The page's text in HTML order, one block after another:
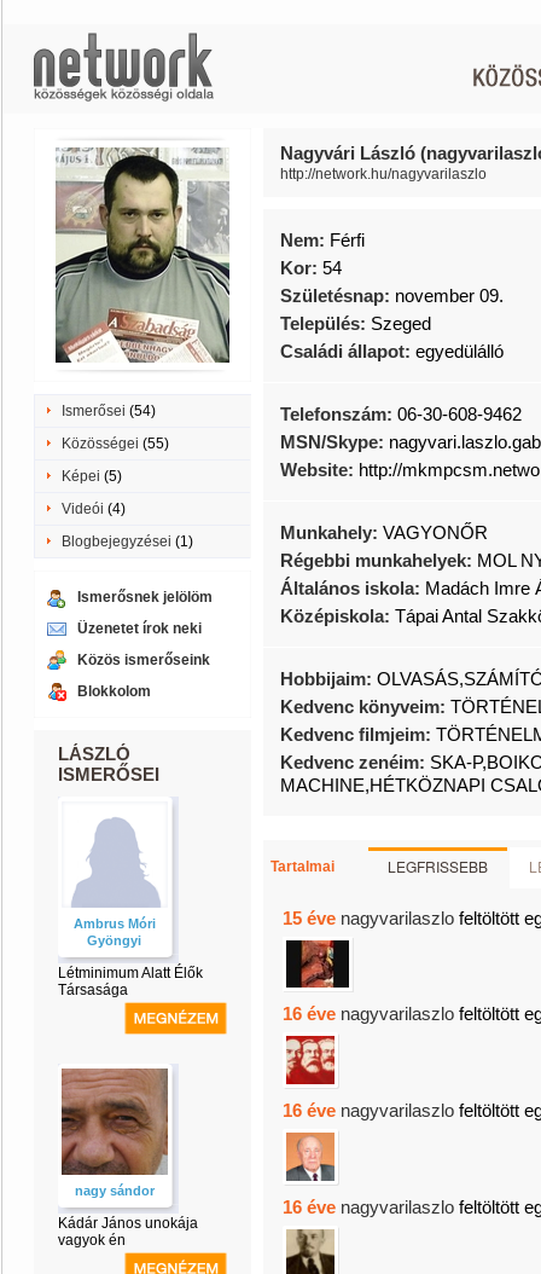
Ismerősei (54)
Közösségei (55)
Képei (5)
Videói (4)
Blogbejegyzései (1)
Ismerősnek jelölöm
Üzenetet írok neki
Közös ismerőseink
Blokkolom
LÁSZLÓ
ISMERŐSEI
Ambrus Móri
Gyöngyi
Létminimum Alatt Élők
Társasága
nagy sándor
Kádár János unokája
vagyok én
Nagyvári László
http://network.hu/nagyvarilaszlo
Nem: Férfi
Kor: 54
Születésnap: november 09.
Település: Szeged
Családi állapot: egyedülálló
Telefonszám: 06-30-608-9462
MSN/Skype:
Website: http://
Munkahely: VAGYONŐR
Régebbi munkahelyek: MOL
Általános iskola: Madách Imre
Középiskola: Tápai Antal
Hobbijaim:
Kedvenc könyveim:
Kedvenc filmjeim:
Kedvenc zenéim: SKA-
MACHINE,HÉTKÖZNAPI
Tartalmai LEGFRISSEBB
15 éve nagyvarilaszlo feltöltött
16 éve nagyvarilaszlo feltöltött
16 éve nagyvarilaszlo feltöltött
16 éve nagyvarilaszlo feltöltött